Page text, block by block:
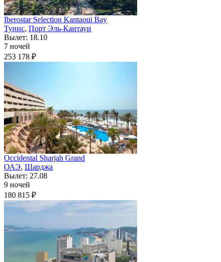
Iberostar Selection Kantaoui Bay
Тунис, Порт Эль-Кантауи
Вылет: 18.10
7 ночей
253 178 ₽
Occidental Sharjah Grand
ОАЭ, Шарджа
Вылет: 27.08
9 ночей
180 815 ₽